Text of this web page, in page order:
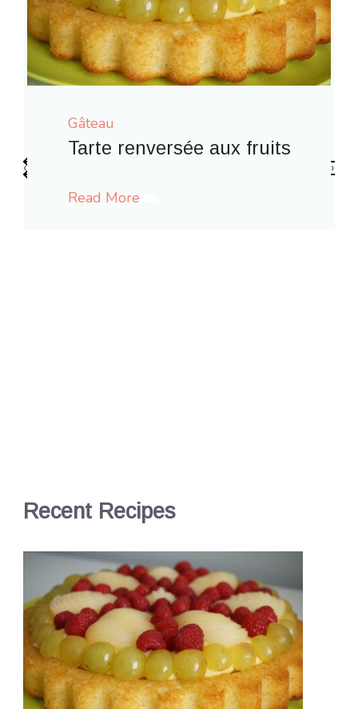
aux fruits Gâteau
Gaufres comme
‹ ›
Recent Recipes